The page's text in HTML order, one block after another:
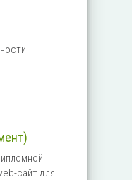
сайт для